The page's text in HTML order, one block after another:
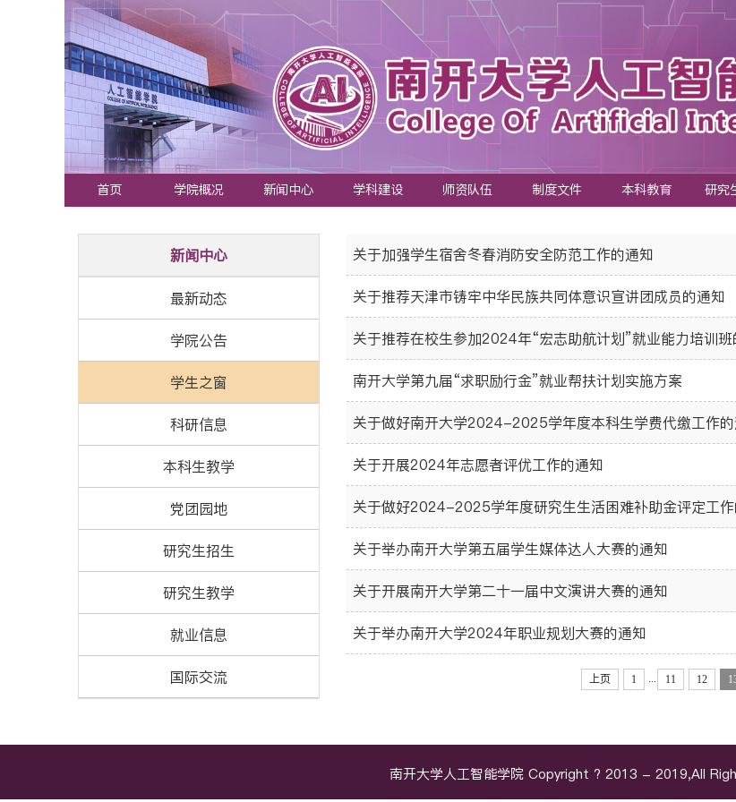
首页 学院概况 新闻中心 学科建设 师资队伍 制度文件 本科教育 研究
新闻中心
最新动态
学院公告
学生之窗
科研信息
本科生教学
党团园地
研究生招生
研究生教学
就业信息
国际交流
关于加强学生宿舍冬春消防安全防范工作的通知
关于推荐天津市铸牢中华民族共同体意识宣讲团成员的通知
关于推荐在校生参加2024年“宏志助航计划”就业能力培训
南开大学第九届“求职励行金”就业帮扶计划实施方案
关于做好南开大学2024-2025学年度本科生学费代缴工作
关于开展2024年志愿者评优工作的通知
关于做好2024-2025学年度研究生生活困难补助金评定工
关于举办南开大学第五届学生媒体达人大赛的通知
关于开展南开大学第二十一届中文演讲大赛的通知
关于举办南开大学2024年职业规划大赛的通知
上页 1 11 12
南开大学人工智能学院 Copyright ? 2013 - 2019,All